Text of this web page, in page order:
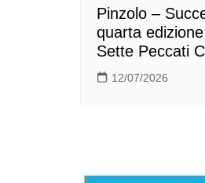
Pinzolo –
quarta
Sette Peccati
12/07/2026